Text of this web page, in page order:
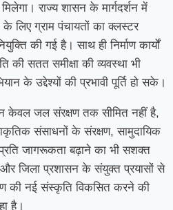
राज्य शासन के मार्गदर्शन में
के लिए ग्राम पंचायतों का क्लस्टर
की गई है। साथ ही निर्माण कार्यों
की सतत समीक्षा की व्यवस्था भी
के उद्देश्यों की प्रभावी पूर्ति हो सके।
केवल जल संरक्षण तक सीमित नहीं है,
संसाधनों के संरक्षण, सामुदायिक
जागरूकता बढ़ाने का भी सशक्त
और जिला प्रशासन के संयुक्त प्रयासों से
की नई संस्कृति विकसित करने की
है।